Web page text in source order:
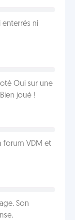
enterrés ni
Oui sur une
joué !
forum VDM et
Son